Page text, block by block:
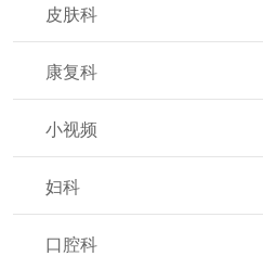
皮肤科
康复科
小视频
妇科
口腔科